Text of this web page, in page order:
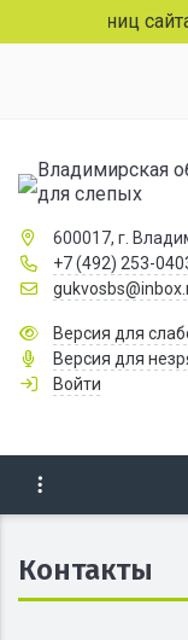
сайта, вы
Владимирская
для слепых
600017, г.
+7 (492) 253-
Версия для
Версия для
Войти
Контакты